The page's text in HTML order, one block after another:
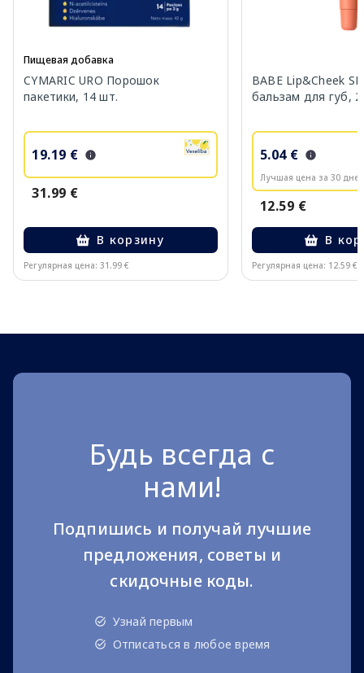
Пищевая добавка
CYMARIC URO Порошок
пакетики, 14 шт.
19.19 €
31.99 €
В корзину
Регулярная цена: 31.99 €
BABE Lip&Cheek
бальзам для губ,
5.04 €
Лучшая цена за 30
12.59 €
В
Регулярная цена: 12.59 €
Будь всегда с
нами!
Подпишись и получай лучшие
предложения, советы и
скидочные коды.
Узнай первым
Отписаться в любое время